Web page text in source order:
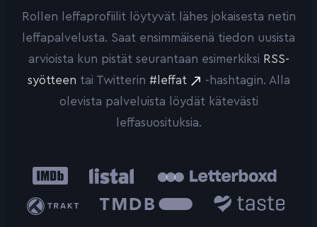
Rollen leffaprofiilit löytyvät lähes jokaisesta netin
leffapalvelusta. Saat ensimmäisenä tiedon uusista
arvioista kun pistät seurantaan esimerkiksi RSS-
syötteen tai Twitterin #leffat
-hashtagin. Alla
olevista palveluista löydät kätevästi
leffasuosituksia.
IMDb Listal
Trakt